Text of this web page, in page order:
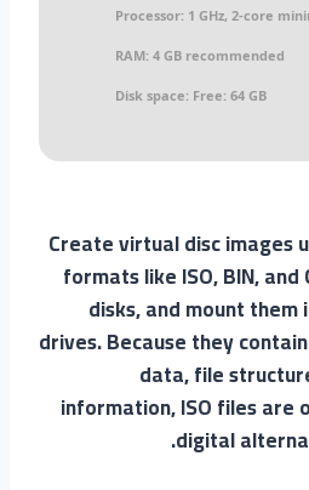
Processor: 1 GHz, 2-core
RAM: 4 GB recommended
Disk space: Free: 64 GB
Create virtual disc images
formats like ISO, BIN,
disks, and mount
drives. Because they
data, file
information, ISO files are
digital